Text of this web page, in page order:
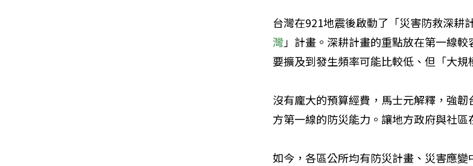
台灣在921地震後啟動了「災害防救深耕
灣 」計畫。深耕計畫的重點放在第一線
要擴及到發生頻率可能比較低、但「大
沒有龐大的預算經費，馬士元解釋，強
方第一線的防災能力。讓地方政府與社
如今，各區公所均有防災計畫、災害應